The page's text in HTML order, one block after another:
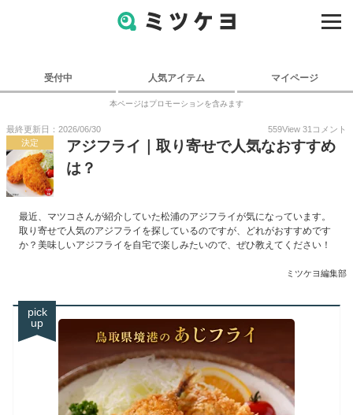
受付中 人気アイテム マイページ
本ページはプロモーションを含みます
最終更新日：2026/06/30 559View 31 コメント
決定
アジフライ｜取り寄せで人気なおすすめ
は？
最近、マツコさんが紹介していた松浦のアジフライが気になっています。
取り寄せで人気のアジフライを探しているのですが、どれがおすすめです
か？美味しいアジフライを自宅で楽しみたいので、ぜひ教えてください！
ミツケヨ編集部
pick
up